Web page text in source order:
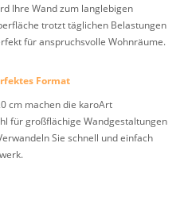
Ihre Wand zum langlebigen
trotzt täglichen Belastungen
für anspruchsvolle Wohnräume.
Format
cm machen die karoArt
für großflächige Wandgestaltungen
Sie schnell und einfach